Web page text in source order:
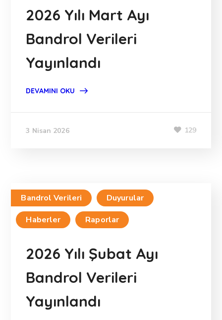
2026 Yılı Mart Ayı
Bandrol Verileri
Yayınlandı
DEVAMINI OKU
3 Nisan 2026 129
Bandrol Verileri
Duyurular
Haberler
Raporlar
2026 Yılı Şubat Ayı
Bandrol Verileri
Yayınlandı